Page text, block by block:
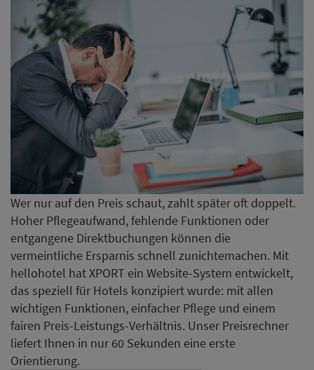
Wer nur auf den Preis schaut, zahlt später oft doppelt.
Hoher Pflegeaufwand, fehlende Funktionen oder
entgangene Direktbuchungen können die
vermeintliche Ersparnis schnell zunichtemachen. Mit
hellohotel hat XPORT ein Website-System entwickelt,
das speziell für Hotels konzipiert wurde: mit allen
wichtigen Funktionen, einfacher Pflege und einem
fairen Preis-Leistungs-Verhältnis. Unser Preisrechner
liefert Ihnen in nur 60 Sekunden eine erste
Orientierung.